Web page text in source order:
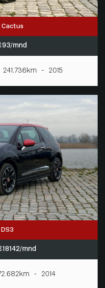
Cactus
93/mnd
241.736km - 2015
mnd
- 2014